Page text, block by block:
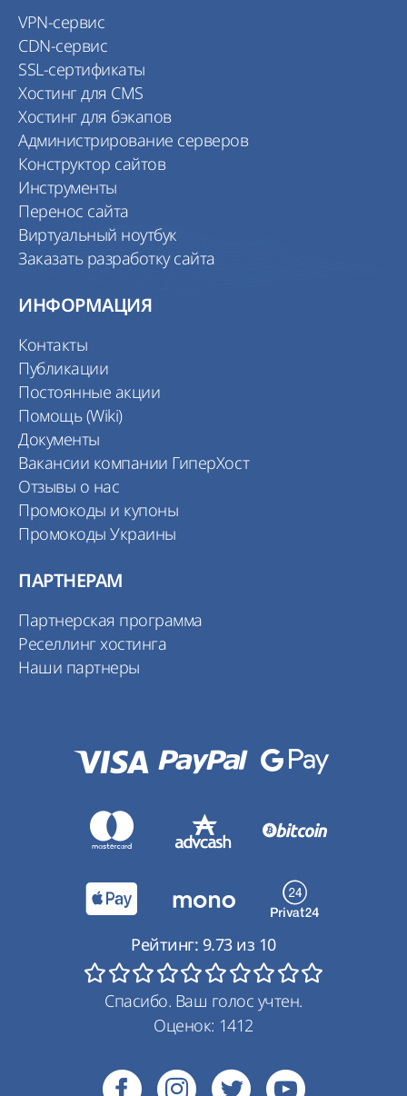
VPN-сервис
CDN-сервис
SSL-сертификаты
Хостинг для CMS
Хостинг для бэкапов
Администрирование серверов
Конструктор сайтов
Инструменты
Перенос сайта
Виртуальный ноутбук
Заказать разработку сайта
ИНФОРМАЦИЯ
Контакты
Публикации
Постоянные акции
Помощь (Wiki)
Документы
Вакансии компании ГиперХост
Отзывы о нас
Промокоды и купоны
Промокоды Украины
ПАРТНЕРАМ
Партнерская программа
Реселлинг хостинга
Наши партнеры
Рейтинг: 9.73из 10
Спасибо. Ваш голос учтен.
Оценок: 1412